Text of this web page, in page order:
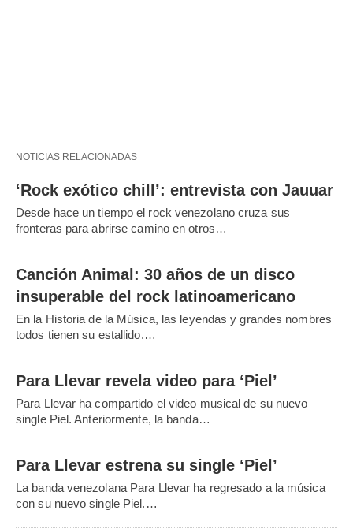
NOTICIAS RELACIONADAS
‘Rock exótico chill’: entrevista con Jauuar
Desde hace un tiempo el rock venezolano cruza sus
fronteras para abrirse camino en otros…
Canción Animal: 30 años de un disco
insuperable del rock latinoamericano
En la Historia de la Música, las leyendas y grandes nombres
todos tienen su estallido.…
Para Llevar revela video para ‘Piel’
Para Llevar ha compartido el video musical de su nuevo
single Piel. Anteriormente, la banda…
Para Llevar estrena su single ‘Piel’
La banda venezolana Para Llevar ha regresado a la música
con su nuevo single Piel.…